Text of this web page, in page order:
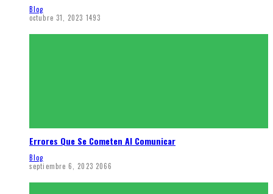
Blog
octubre 31, 2023 1493
Errores Que Se Cometen Al Comunicar
Blog
septiembre 6, 2023 2066